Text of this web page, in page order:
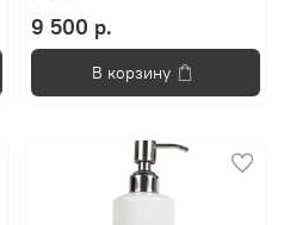
9 500 р.
В корзину